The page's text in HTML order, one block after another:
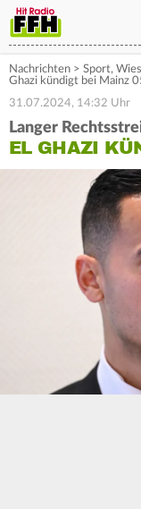
Nachrichten > Sport,
Ghazi kündigt bei Mainz
31.07.2024, 14:32 Uhr
Langer
EL GHAZI